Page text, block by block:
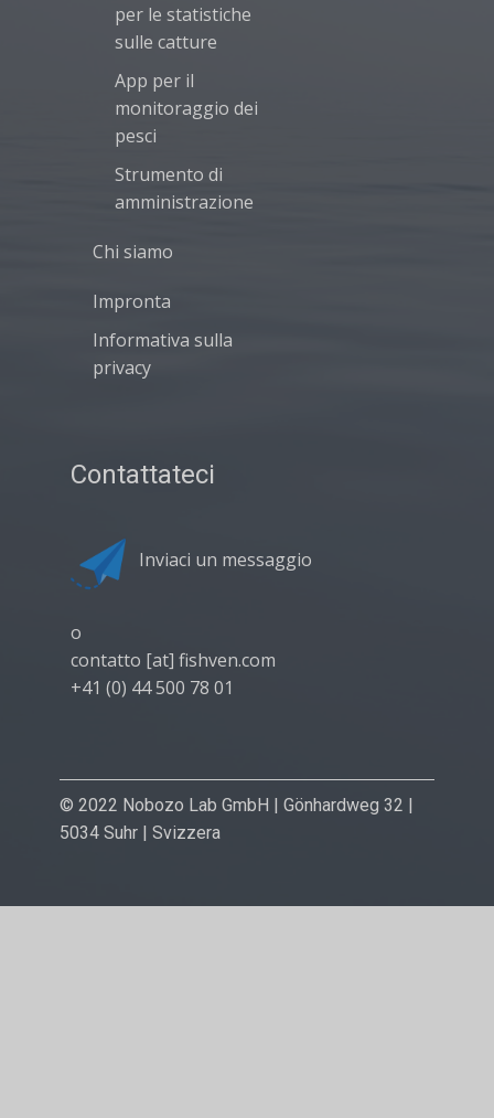
per le statistiche
sulle catture
App per il
monitoraggio dei
pesci
Strumento di
amministrazione
Chi siamo
Impronta
Informativa sulla
privacy
Contattateci
Inviaci un messaggio
o
contatto [at] fishven.com
+41 (0) 44 500 78 01
© 2022 Nobozo Lab GmbH | Gönhardweg 32 |
5034 Suhr | Svizzera